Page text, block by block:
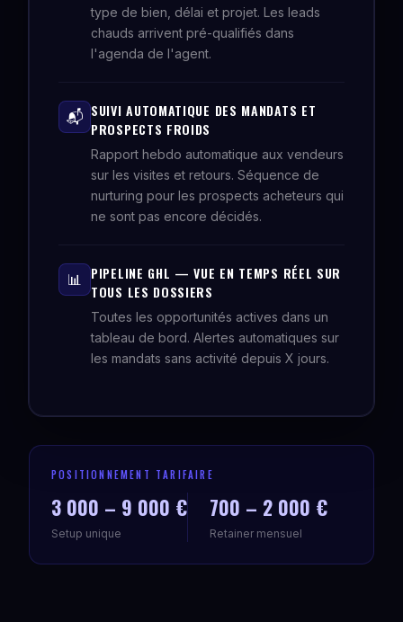
type de bien, délai et projet. Les leads
chauds arrivent pré-qualifiés dans
l'agenda de l'agent.
📬 SUIVI AUTOMATIQUE DES MANDATS ET
PROSPECTS FROIDS
Rapport hebdo automatique aux vendeurs
sur les visites et retours. Séquence de
nurturing pour les prospects acheteurs qui
ne sont pas encore décidés.
📊 PIPELINE GHL — VUE EN TEMPS RÉEL SUR
TOUS LES DOSSIERS
Toutes les opportunités actives dans un
tableau de bord. Alertes automatiques sur
les mandats sans activité depuis X jours.
POSITIONNEMENT TARIFAIRE
3 000 – 9 000 €
Setup unique
700 – 2 000 €
Retainer mensuel